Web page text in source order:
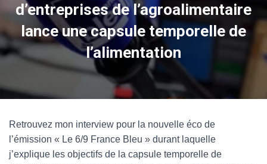
d’entreprises de l’agroalimentaire
lance une capsule temporelle de
l’alimentation
Retrouvez mon interview pour la nouvelle éco de
l’émission « Le 6/9 France Bleu » durant laquelle
j’explique les objectifs de la capsule temporelle de